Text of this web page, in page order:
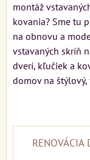
montáž
kovania? Sme tu
na obnovu a
vstavaných skríň
dverí, kľučiek a
domov na štýlový,
RENOVÁCIA